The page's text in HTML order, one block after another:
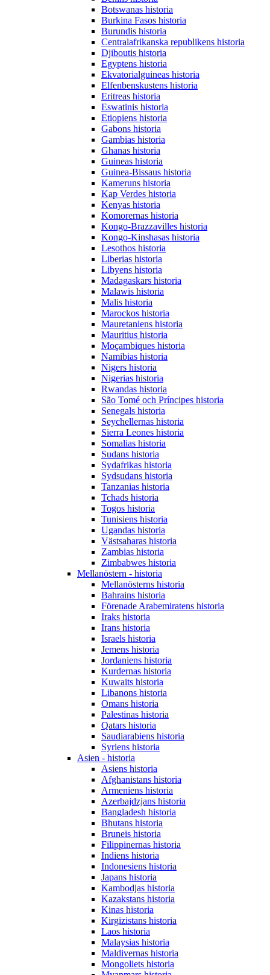
Botswanas historia
Burkina Fasos historia
Burundis historia
Centralafrikanska republikens historia
Djiboutis historia
Egyptens historia
Ekvatorialguineas historia
Elfenbenskustens historia
Eritreas historia
Eswatinis historia
Etiopiens historia
Gabons historia
Gambias historia
Ghanas historia
Guineas historia
Guinea-Bissaus historia
Kameruns historia
Kap Verdes historia
Kenyas historia
Komorernas historia
Kongo-Brazzavilles historia
Kongo-Kinshasas historia
Lesothos historia
Liberias historia
Libyens historia
Madagaskars historia
Malawis historia
Malis historia
Marockos historia
Mauretaniens historia
Mauritius historia
Moçambiques historia
Namibias historia
Nigers historia
Nigerias historia
Rwandas historia
São Tomé och Príncipes historia
Senegals historia
Seychellernas historia
Sierra Leones historia
Somalias historia
Sudans historia
Sydafrikas historia
Sydsudans historia
Tanzanias historia
Tchads historia
Togos historia
Tunisiens historia
Ugandas historia
Västsaharas historia
Zambias historia
Zimbabwes historia
Mellanöstern - historia
Mellanösterns historia
Bahrains historia
Förenade Arabemiratens historia
Iraks historia
Irans historia
Israels historia
Jemens historia
Jordaniens historia
Kurdernas historia
Kuwaits historia
Libanons historia
Omans historia
Palestinas historia
Qatars historia
Saudiarabiens historia
Syriens historia
Asien - historia
Asiens historia
Afghanistans historia
Armeniens historia
Azerbajdzjans historia
Bangladesh historia
Bhutans historia
Bruneis historia
Filippinernas historia
Indiens historia
Indonesiens historia
Japans historia
Kambodjas historia
Kazakstans historia
Kinas historia
Kirgizistans historia
Laos historia
Malaysias historia
Maldivernas historia
Mongoliets historia